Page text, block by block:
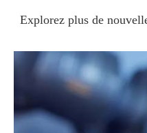
Explorez plus de